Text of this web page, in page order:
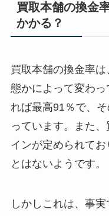
買取本舗の換金
かかる？
買取本舗の換金率
態かによって変わ
れば最高91％で、
っています。また
インが定められて
とはないようです。
しかしこれは、事